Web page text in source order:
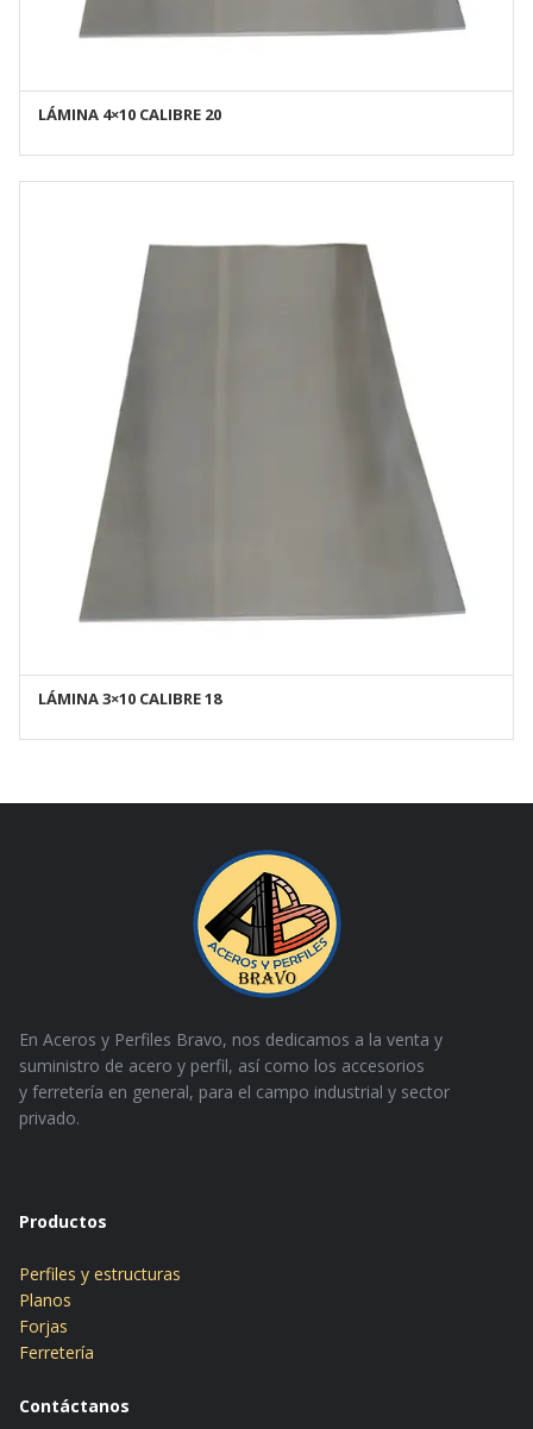
AÑADIR AL CARRITO
LÁMINA 4×10 CALIBRE 20
AÑADIR AL CARRITO
LÁMINA 3×10 CALIBRE 18
En Aceros y Perfiles Bravo, nos dedicamos a la venta y
suministro de acero y perfil, así como los accesorios
y ferretería en general, para el campo industrial y sector
privado.
Productos
Perfiles y estructuras
Planos
Forjas
Ferretería
Contáctanos